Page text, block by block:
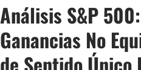
S&P 500 Perspectiva a Corto Plazo:
Análisis S&P
Ganancias No
de Sentido